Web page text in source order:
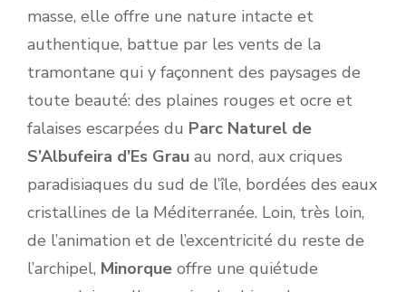
masse, elle offre une nature intacte et
authentique, battue par les vents de la
tramontane qui y façonnent des paysages de
toute beauté: des plaines rouges et ocre et
falaises escarpées du Parc Naturel de
S’Albufeira d’Es Grau au nord, aux criques
paradisiaques du sud de l’île, bordées des eaux
cristallines de la Méditerranée. Loin, très loin,
de l’animation et de l’excentricité du reste de
l’archipel, Minorque offre une quiétude